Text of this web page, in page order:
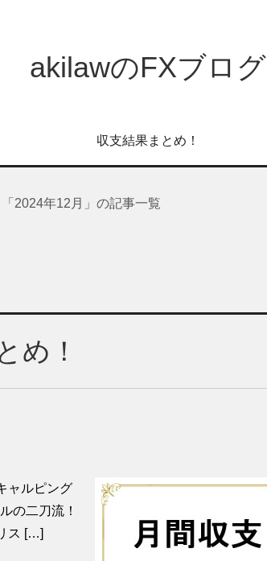
akilawのFXブログ
収支結果まとめ！
「2024年12月」の記事一覧
め！
ャルピング
の二刀流！
ス […]